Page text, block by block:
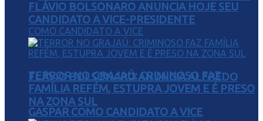
FLÁVIO BOLSONARO ANUNCIA ALFREDO
GASPAR COMO CANDIDATO A VICE
FLÁVIO BOLSONARO ANUNCIA HOJE SEU
CANDIDATO A VICE-PRESIDENTE
TERROR NO GRAJAÚ: CRIMINOSO FAZ
FAMÍLIA REFÉM, ESTUPRA JOVEM E É PRESO
NA ZONA SUL